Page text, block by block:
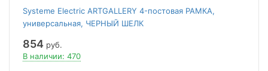
Systeme Electric ARTGALLERY 4-постовая РАМКА,
универсальная, ЧЕРНЫЙ ШЕЛК
854 руб.
В наличии: 470